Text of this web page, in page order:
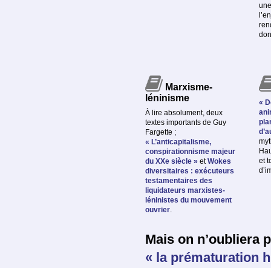
Marxisme-
léninisme
À lire absolument, deux
textes importants de Guy
Fargette ;
« L’anticapitalisme,
conspirationnisme majeur
du XXe siècle » etWokes
diversitaires : exécuteurs
testamentaires des
liquidateurs marxistes-
léninistes du mouvement
ouvrier.
«
et
Mais on n’oubliera
« la prématuration